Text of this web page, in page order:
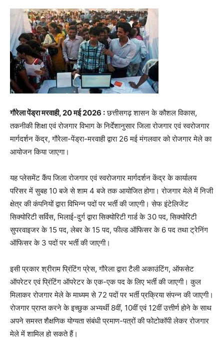
गौरेला पेंड्रा मरवाही, 20 मई 2026 :छत्तीसगढ़ शासन के कौशल विकास,
तकनीकी शिक्षा एवं रोजगार विभाग के निर्देशानुसार जिला रोजगार एवं स्वरोजगार
मार्गदर्शन केंद्र, गौरेला-पेंड्रा-मरवाही द्वारा 26 मई मंगलवार को रोजगार मेले का
आयोजन किया जाएगा।
यह प्लेसमेंट कैंप जिला रोजगार एवं स्वरोजगार मार्गदर्शन केंद्र के कार्यालय
परिसर में सुबह 10 बजे से शाम 4 बजे तक आयोजित होगा। रोजगार मेले में निजी
क्षेत्र की कंपनियों द्वारा विभिन्न पदों पर भर्ती की जाएगी। सेफ इंटेलिजेंट
सिक्योरिटी सर्विस, भिलाई-दुर्ग द्वारा सिक्योरिटी गार्ड के 30 पद, सिक्योरिटी
सुपरवाइजर के 15 पद, लेबर के 15 पद, फील्ड ऑफिसर के 6 पद तथा ट्रेनिंग
ऑफिसर के 3 पदों पर भर्ती की जाएगी।
इसी प्रकार श्रीराम प्रिंटिंग प्रेस, गौरेला द्वारा टैली अकाउंटिंग, ऑफसेट
ऑपरेटर एवं प्रिंटिंग ऑपरेटर के एक-एक पद के लिए भर्ती की जाएगी। कुल
मिलाकर रोजगार मेले के माध्यम से 72 पदों पर भर्ती प्रक्रिया संपन्न की जाएगी।
रोजगार प्राप्त करने के इच्छुक अभ्यर्थी 8वीं, 10वीं एवं 12वीं उत्तीर्ण होने के साथ
अपने समस्त शैक्षणिक योग्यता संबंधी प्रमाण-पत्रों की फोटोकॉपी लेकर रोजगार
मेले में शामिल हो सकते हैं।